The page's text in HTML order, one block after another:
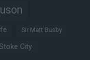
Sir Matt Busby
City